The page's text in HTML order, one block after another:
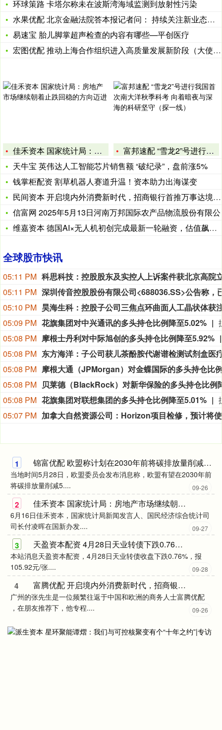
环球策路 卡塔尔称未在波斯湾海域监测到放射性污染
水果优配 北京金融法院答本报记者问： 持续关注新业态保险的新
易速宝 胎儿脚掌超声检查的内容有哪些—平创医疗
宏图优配 推动上海合作组织进入高质量发展新阶段（大使随笔·弘
佳禾资本 国家统计局：房地产市场继续朝着止跌回稳的方向迈进
富邦速配 “雪龙2”号进行我国首次南大洋秋季科考 向着暗夜与
天牛宝 英伟达人工智能芯片销售额 “破纪录”，盘前涨5%
钱掌柜配资 割草机器人赛道升温！资本助力出海谋变
民间资本 开启境内外消费新时代，招商银行首推万事达境内外人民
信富网 2025年5月13日河南万邦国际农产品物流股份有限公
维嘉资本 德国AI×无人机初创完成最新一轮融资，估值飙至12
全球股市快讯
05:11 PM
05:11 PM
05:10 PM
05:09 PM 花旗集团对中兴通讯的多头持仓比例降至5.02%
05:08 PM 摩根士丹利对中际旭创的多头持仓比例降至5.92%
05:08 PM
05:08 PM
05:08 PM
05:08 PM 花旗集团对联想集团的多头持仓比例降至5.01%
05:07 PM
1 锦富优配 欧盟称计划在2030年前将碳排放量削减54%
当地时间5月28日，欧盟委员会发布消息称，欧盟有望在2030年前
将碳排放量削减5....
09-26
2 佳禾资本 国家统计局：房地产市场继续朝着止跌回稳的方向迈进
6月16日佳禾资本，国家统计局新闻发言人、国民经济综合统计司
司长付凌晖在国新办发....
09-27
3 天盈资本配资 4月28日天业转债下跌0.76%，转股溢价率73.13%
本站消息天盈资本配资，4月28日天业转债收盘下跌0.76%，报
105.92元/张....
09-28
4 富腾优配 开启境内外消费新时代，招商银行首推万事达境内外人民币清算借记卡
广州的张先生是一位频繁往返于中国和欧洲的商务人士富腾优配
，在朋友推荐下，他专程....
09-26